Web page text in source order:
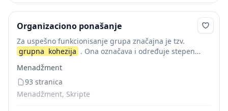
Organizaciono ponašanje
Za uspešno funkcionisanje grupa značajna je tzv.
grupna kohezija . Ona označava i određuje stepen
omogućava integrisanje pojedinca u rad grupe i njegovo
ponašanje u...
Menadžment
93 stranica
Menadžment, Skripte